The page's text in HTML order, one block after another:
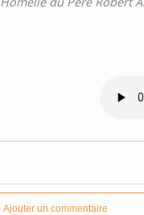
Ajouter un commentaire